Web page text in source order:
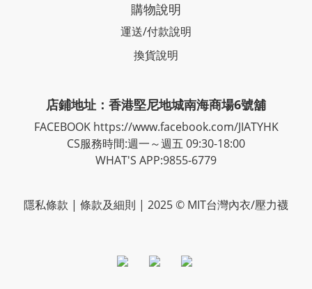
購物說明
運送/付款說明
換貨說明
店鋪地址：香港堅尼地城南海商場6號舖
FACEBOOK https://www.facebook.com/JIATYHK
CS服務時間:週一～週五 09:30-18:00
WHAT'S APP:9855-6779
隱私條款 | 條款及細則 | 2025 © MIT台灣內衣/壓力襪